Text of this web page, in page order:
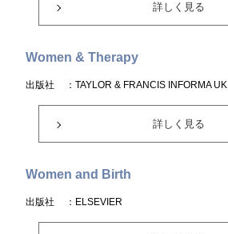
詳しく見る
Women & Therapy
出版社 ：TAYLOR & FRANCIS INFORMA UK
詳しく見る
Women and Birth
出版社 ：ELSEVIER